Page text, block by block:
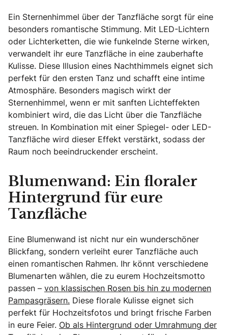
Ein Sternenhimmel über der Tanzfläche sorgt für eine
besonders romantische Stimmung. Mit LED-Lichtern
oder Lichterketten, die wie funkelnde Sterne wirken,
verwandelt ihr eure Tanzfläche in eine zauberhafte
Kulisse. Diese Illusion eines Nachthimmels eignet sich
perfekt für den ersten Tanz und schafft eine intime
Atmosphäre. Besonders magisch wirkt der
Sternenhimmel, wenn er mit sanften Lichteffekten
kombiniert wird, die das Licht über die Tanzfläche
streuen. In Kombination mit einer Spiegel- oder LED-
Tanzfläche wird dieser Effekt verstärkt, sodass der
Raum noch beeindruckender erscheint.
Blumenwand: Ein floraler
Hintergrund für eure
Tanzfläche
Eine Blumenwand ist nicht nur ein wunderschöner
Blickfang, sondern verleiht eurer Tanzfläche auch
einen romantischen Rahmen. Ihr könnt verschiedene
Blumenarten wählen, die zu eurem Hochzeitsmotto
passen – von klassischen Rosen bis hin zu modernen
Pampasgräsern. Diese florale Kulisse eignet sich
perfekt für Hochzeitsfotos und bringt frische Farben
in eure Feier. Ob als Hintergrund oder Umrahmung der